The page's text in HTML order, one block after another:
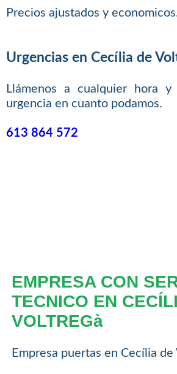
Precios ajustados y
Urgencias en Cecília de
Llámenos a cualquier hora
urgencia en cuanto podamos.
613 864 572
EMPRESA CON
TECNICO EN
VOLTREGà
Empresa puertas en Cecília de